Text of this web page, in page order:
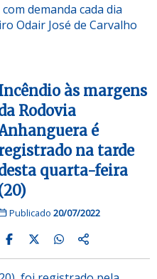
demanda cada dia
Odair José de Carvalho
às margens
Rodovia
é
na tarde
quarta-feira
Publicado 20/07/2022